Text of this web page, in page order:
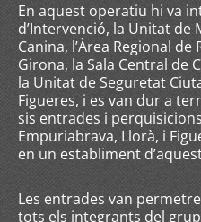
En aquest operatiu hi va
d’Intervenció, la Unitat de
Canina, l’Àrea Regional
Girona, la Sala Central de
la Unitat de Seguretat
Figueres, i es van dur a
sis entrades i
Empuriabrava, Llorà, i
en un establiment
Les entrades van
tots els integrants del